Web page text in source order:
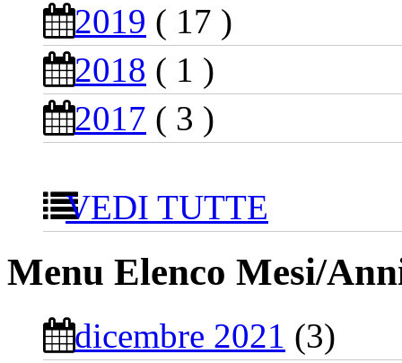
2019 ( 17 )
2018 ( 1 )
2017 ( 3 )
VEDI TUTTE
Menu Elenco Mesi/
dicembre 2021 (3)